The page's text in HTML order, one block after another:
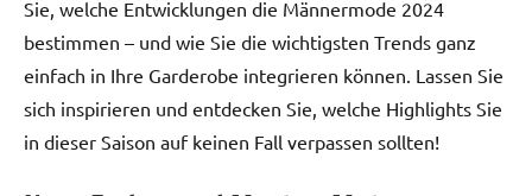
Sie, welche Entwicklungen die Männermode 2024
bestimmen – und wie Sie die wichtigsten Trends ganz
einfach in Ihre Garderobe integrieren können. Lassen Sie
sich inspirieren und entdecken Sie, welche Highlights Sie
in dieser Saison auf keinen Fall verpassen sollten!